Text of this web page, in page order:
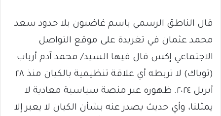
قال الناطق الرسمي باسم غاضبون بلا حدود سعد
محمد عثمان في تغريدة على موقع التواصل
الاجتماعي إكس قال فيها السيد/ محمد آدم أرباب
(توباك) لا تربطه أي علاقة تنظيمية بالكيان منذ ٢٨
أبريل ٢٠٢٤. ظهوره عبر منصة سياسية معادية لا
يمثلنا، وأي حديث يصدر عنه بشأن الكيان لا يعبر إلا